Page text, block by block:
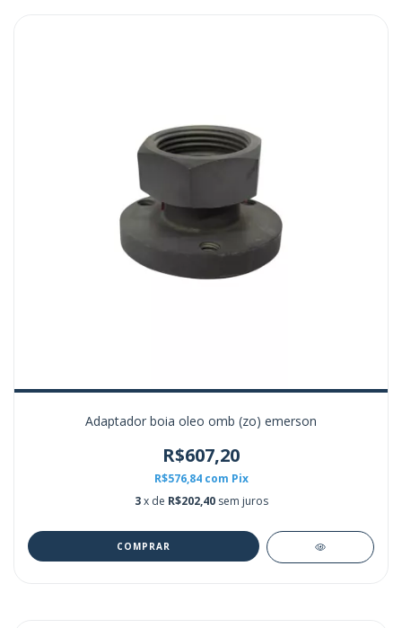
Adaptador boia oleo omb (zo) emerson
R$607,20
R$576,84 com Pix
3 x de R$202,40 sem juros